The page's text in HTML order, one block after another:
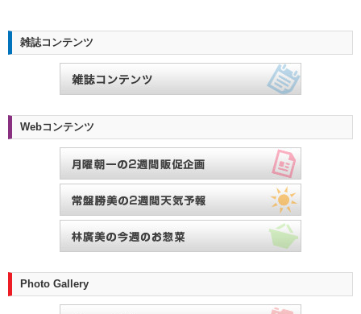
雑誌コンテンツ
Webコンテンツ
Photo Gallery